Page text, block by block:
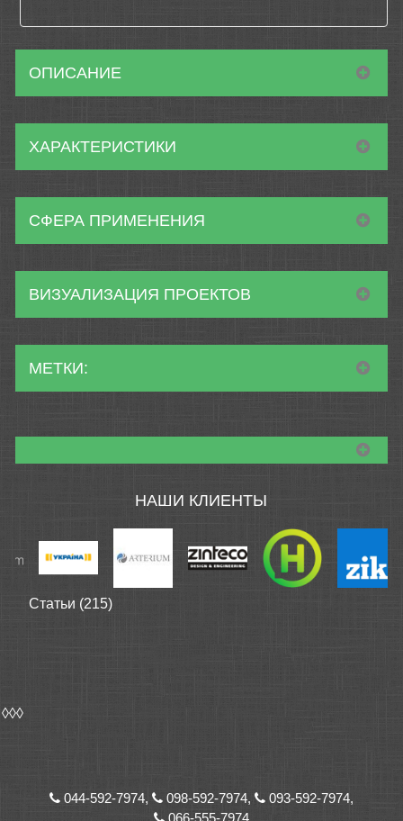
ОПИСАНИЕ
ХАРАКТЕРИСТИКИ
СФЕРА ПРИМЕНЕНИЯ
ВИЗУАЛИЗАЦИЯ ПРОЕКТОВ
МЕТКИ:
НАШИ КЛИЕНТЫ
Статьи (215)
◊◊◊
044-592-7974, 098-592-7974,
093-592-7974,
066-555-7974